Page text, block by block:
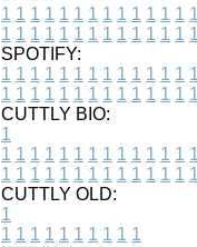
1 1 1 1 1 1 1 1 1 1 1 1 1 1
1 1 1 1 1 1 1 1 1 1 1 1 1 1
SPOTIFY:
1 1 1 1 1 1 1 1 1 1 1 1 1 1
1 1 1 1 1 1 1 1 1 1 1 1 1 1
CUTTLY BIO:
1
1 1 1 1 1 1 1 1 1 1 1 1 1 1
1 1 1 1 1 1 1 1 1 1 1 1 1 1
CUTTLY OLD:
1
1 1 1 1 1 1 1 1 1 1